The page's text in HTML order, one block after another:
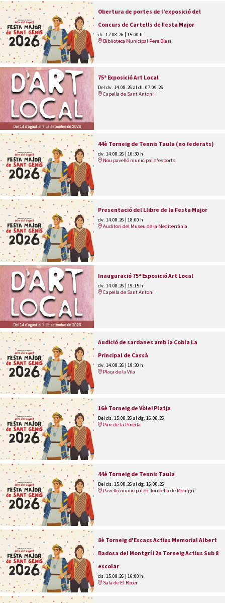
Obertura de portes de l’exposició del
Concurs de Cartells de Festa Major
dc. 12.08.26 | 15:00 h
Biblioteca Municipal Pere Blasi
75ª Exposició Art Local
Del dv. 14.08.26 al dl. 07.09.26
Capella de Sant Antoni
44è Torneig de Tennis Taula (no federats)
dv. 14.08.26 | 16:30 h
Nou pavelló municipal d'esports
Presentació del Llibre de la Festa Major
dv. 14.08.26 | 18:00 h
Auditori del Museu de la Mediterrània
Inauguració 75ª Exposició Art Local
dv. 14.08.26
19:15 h
Capella de Sant Antoni
Audició de sardanes amb la Cobla La
Principal de Cassà
dv. 14.08.26 | 19:30 h
Plaça de la Vila
16è Torneig de Vòlei Platja
Del ds. 15.08.26 al dg. 16.08.26
Parc de la Pineda
44è Torneig de Tennis Taula
Del ds. 15.08.26 al dg. 16.08.26
Pavelló municipal de Torroella de Montgrí
8è Torneig d'Escacs Actius Memorial Albert
Badosa del Montgrí i 2n Torneig Actius Sub 8
escolar
ds. 15.08.26
16:00 h
Sala de El Recer